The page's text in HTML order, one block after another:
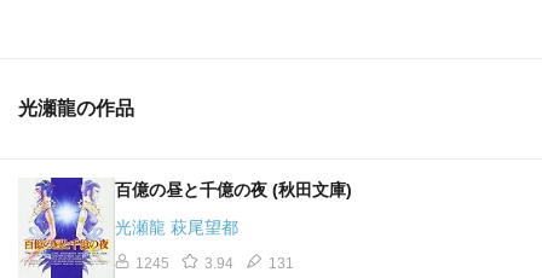
光瀬龍の作品
百億の昼と千億の夜 (秋田文庫)
光瀬龍 萩尾望都
1245 3.94 131